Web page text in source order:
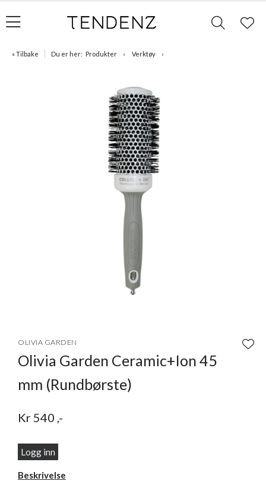
« Tilbake Du er her: Produkter Verktøy
of
1
OLIVIA GARDEN
Olivia Garden Ceramic+Ion 45
mm (Rundbørste)
Kr540 ,-
Logg inn
Beskrivelse